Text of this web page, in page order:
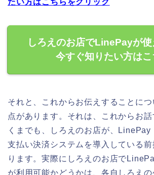
しろえのお店でLinePayが
今すぐ知りたい方はこ
それと、これからお伝えすることに
点があります。それは、これからお
くまでも、しろえのお店が、LinePay
支払い決済システムを導入している
ります。実際にしろえのお店で
が利用可能かどうかは、各自しろえの